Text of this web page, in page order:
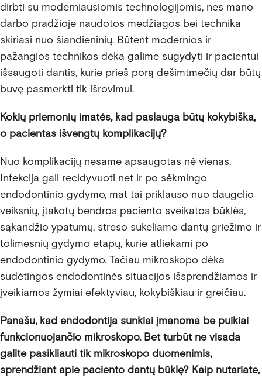
dirbti su moderniausiomis technologijomis, nes mano
darbo pradžioje naudotos medžiagos bei technika
skiriasi nuo šiandieninių. Būtent modernios ir
pažangios technikos dėka galime sugydyti ir pacientui
išsaugoti dantis, kurie prieš porą dešimtmečių dar būtų
buvę pasmerkti tik išrovimui.
Kokių priemonių imatės, kad paslauga būtų kokybiška,
o pacientas išvengtų komplikacijų?
Nuo komplikacijų nesame apsaugotas nė vienas.
Infekcija gali recidyvuoti net ir po sėkmingo
endodontinio gydymo, mat tai priklauso nuo daugelio
veiksnių, įtakotų bendros paciento sveikatos būklės,
sąkandžio ypatumų, streso sukeliamo dantų griežimo ir
tolimesnių gydymo etapų, kurie atliekami po
endodontinio gydymo. Tačiau mikroskopo dėka
sudėtingos endodontinės situacijos išsprendžiamos ir
įveikiamos žymiai efektyviau, kokybiškiau ir greičiau.
Panašu, kad endodontija sunkiai įmanoma be puikiai
funkcionuojančio mikroskopo. Bet turbūt ne visada
galite pasikliauti tik mikroskopo duomenimis,
sprendžiant apie paciento dantų būklę? Kaip nutariate,